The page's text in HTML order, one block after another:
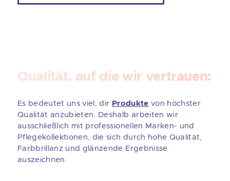
Qualität, auf die wir vertrauen:
Es bedeutet uns viel, dir Produkte von höchster
Qualität anzubieten. Deshalb arbeiten wir
ausschließlich mit professionellen Marken- und
Pflegekollektionen, die sich durch hohe Qualität,
Farbbrillanz und glänzende Ergebnisse
auszeichnen.